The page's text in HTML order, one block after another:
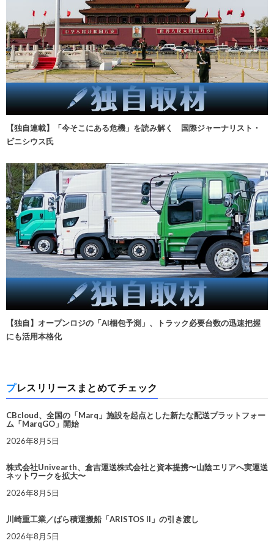
【独自連載】「今そこにある危機」を読み解く 国際ジャーナリスト・
ビニシウス氏
【独自】オープンロジの「AI梱包予測」、トラック必要台数の迅速把握
にも活用本格化
プレスリリースまとめてチェック
CBcloud、全国の「Marq」施設を起点とした新たな配送プラットフォー
ム「MarqGO」開始
2026年8月5日
株式会社Univearth、倉吉運送株式会社と資本提携〜山陰エリアへ実運送
ネットワークを拡大〜
2026年8月5日
川崎重工業／ばら積運搬船「ARISTOS II」の引き渡し
2026年8月5日